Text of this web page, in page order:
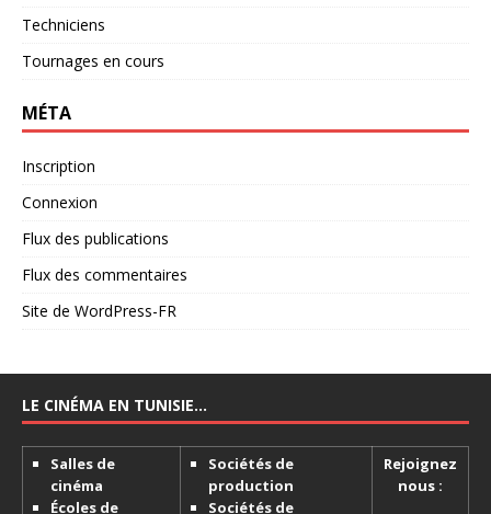
Techniciens
Tournages en cours
MÉTA
Inscription
Connexion
Flux des publications
Flux des commentaires
Site de WordPress-FR
LE CINÉMA EN TUNISIE…
Salles de
cinéma
Écoles de
Sociétés de
production
Sociétés de
Rejoignez
nous :